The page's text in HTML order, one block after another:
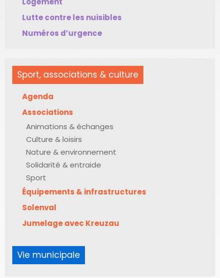
Lutte contre les nuisibles
Numéros d’urgence
Sport, associations & culture
Agenda
Associations
Animations & échanges
Culture & loisirs
Nature & environnement
Solidarité & entraide
Sport
Équipements & infrastructures
Solenval
Jumelage avec Kreuzau
Vie municipale